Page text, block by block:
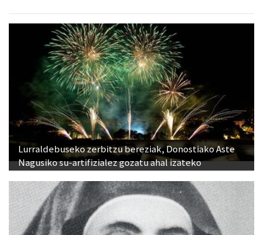
Lurraldebuseko zerbitzu bereziak, Donostiako Aste
Nagusiko su-artifizialez gozatu ahal izateko